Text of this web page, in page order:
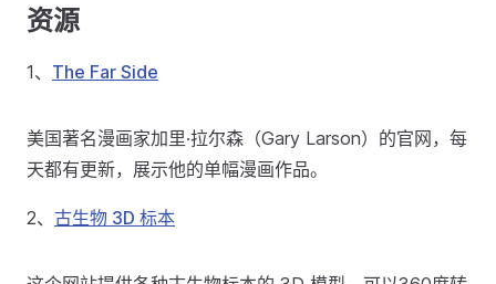
资源
1、 The Far Side
美国著名漫画家加里·拉尔森（Gary Larson）的官网，每
天都有更新，展示他的单幅漫画作品。
2、 古生物 3D 标本